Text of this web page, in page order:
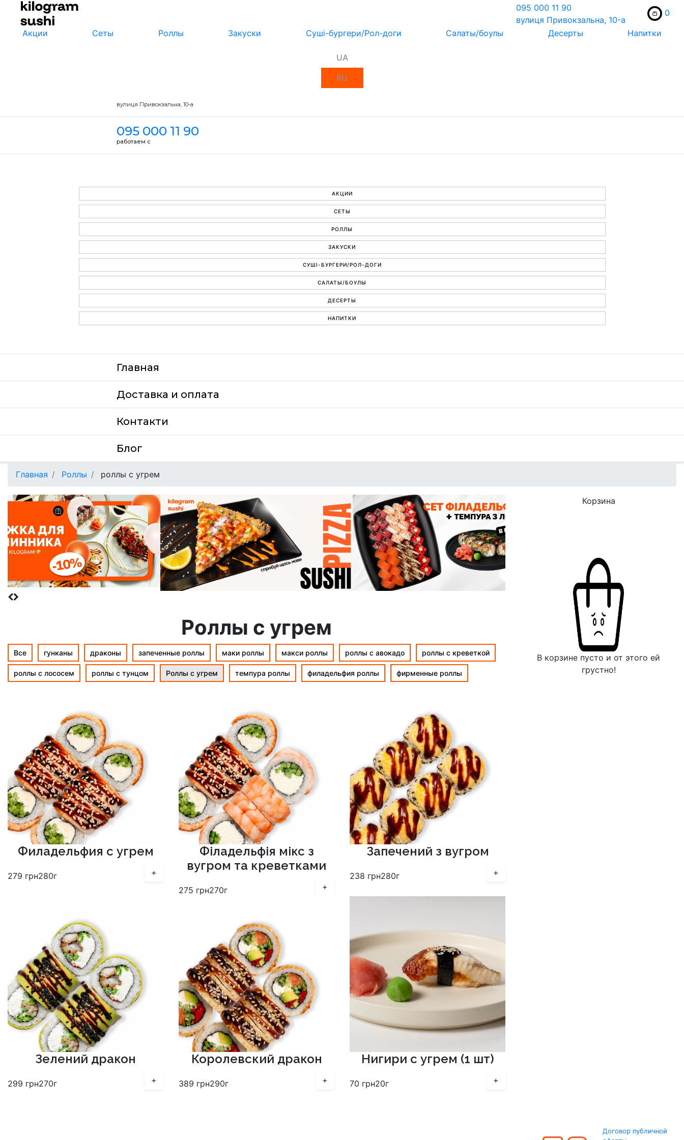
095 000 11 90
вулиця Привокзальна, 10-a
0
Акции Сеты Роллы Закуски Суші-бургери/Рол-доги Салаты/боулы Десерты Напитки
UA
RU
вулиця Привокзальна, 10-a
095 000 11 90
работаем с
АКЦИИ
СЕТЫ
РОЛЛЫ
ЗАКУСКИ
СУШІ-БУРГЕРИ/РОЛ-ДОГИ
САЛАТЫ/БОУЛЫ
ДЕСЕРТЫ
НАПИТКИ
Главная
Доставка и оплата
Контакти
Блог
Главная Роллы роллы с угрем
Роллы с угрем
Все гунканы драконы запеченные роллы маки роллы макси роллы роллы с авокадо роллы с креветкой
роллы с лососем роллы с тунцом Роллы с угрем темпура роллы филадельфия роллы фирменные роллы
Филадельфия с угрем
279 грн280г +
Філадельфія мікс з
вугром та креветками
275 грн270г +
Запечений з вугром
238 грн280г +
Зелений дракон
299 грн270г +
Королевский дракон
389 грн290г +
Нигири с угрем (1 шт)
70 грн20г +
Корзина
В корзине пусто и от этого ей
грустно!
Договор публичной